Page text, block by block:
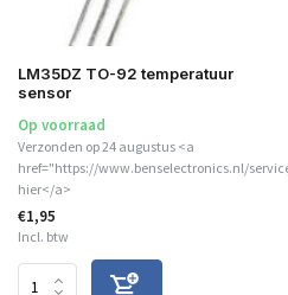
LM35DZ TO-92 temperatuur
sensor
Op voorraad
Verzonden op 24 augustus <a
href="https://www.benselectronics.nl/
hier</a>
€1,95
Incl. btw